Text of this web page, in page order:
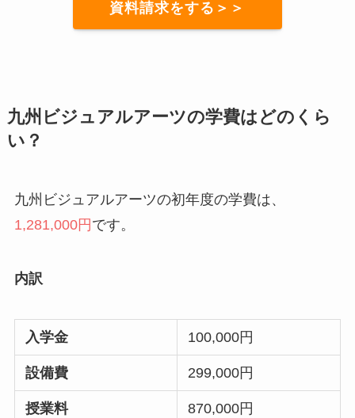
資料請求をする＞＞
九州ビジュアルアーツの学費はどのくら
い？
九州ビジュアルアーツの初年度の学費は、
1,281,000円 です。
内訳
入学金 100,000円
設備費 299,000円
授業料 870,000円